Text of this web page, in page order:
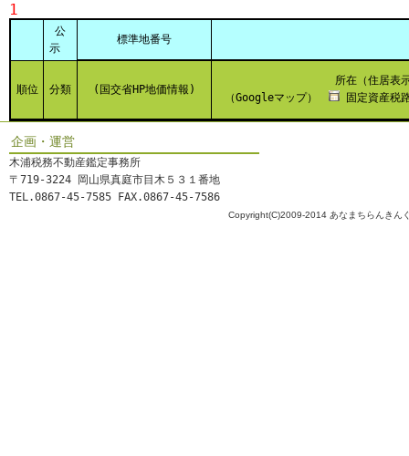
1
公
示
標準地番号
順位 分類 (国交省HP地価情報)
所在（住居表
（Googleマップ）
固定資産税
企画・運営
木浦税務不動産鑑定事務所
〒719-3224 岡山県真庭市目木５３１番地
TEL.0867-45-7585 FAX.0867-45-7586
Copyright(C)2009-2014 あなまちらんきん